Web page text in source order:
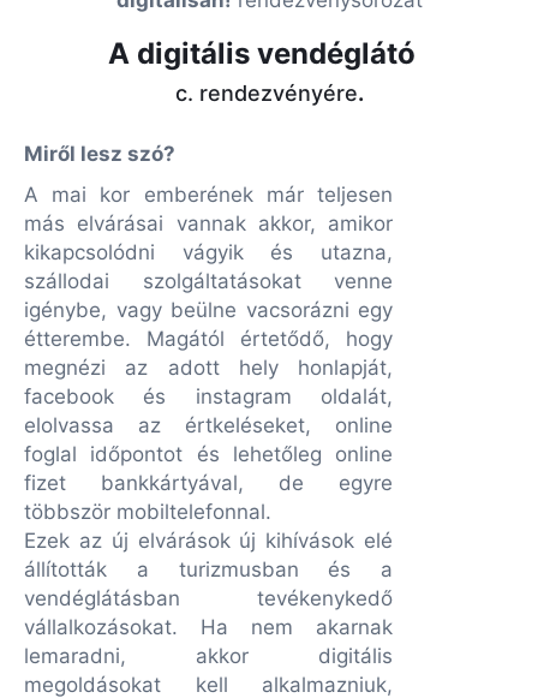
A digitális vendéglátó
c. rendezvényére.
Miről lesz szó?
A mai kor emberének már teljesen
más elvárásai vannak akkor, amikor
kikapcsolódni vágyik és utazna,
szállodai szolgáltatásokat venne
igénybe, vagy beülne vacsorázni egy
étterembe. Magától értetődő, hogy
megnézi az adott hely honlapját,
facebook és instagram oldalát,
elolvassa az értkeléseket, online
foglal időpontot és lehetőleg online
fizet bankkártyával, de egyre
többször mobiltelefonnal.
Ezek az új elvárások új kihívások elé
állították a turizmusban és a
vendéglátásban tevékenykedő
vállalkozásokat. Ha nem akarnak
lemaradni, akkor digitális
megoldásokat kell alkalmazniuk,